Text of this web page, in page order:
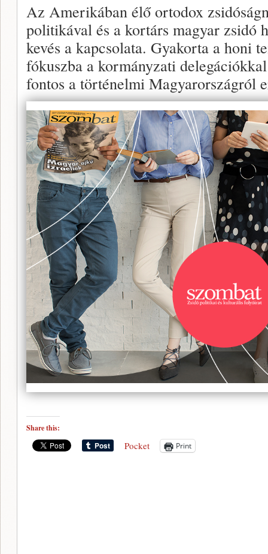
Az Amerikában élő ortodox
politikával és a kortárs magyar zsidó
kevés a kapcsolata. Gyakorta a honi
fókuszba a kormányzati
fontos a történelmi Magyarországról
Share this:
Pocket Print